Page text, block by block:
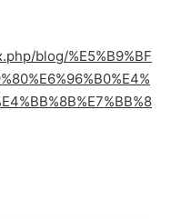
blog/%E5%B9%BF